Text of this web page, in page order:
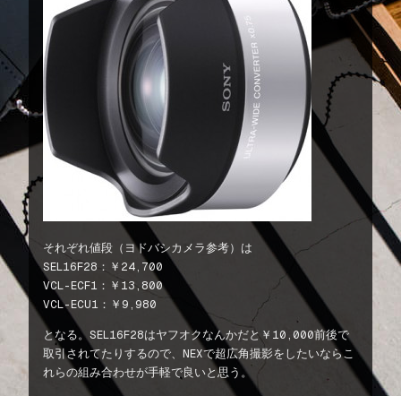
それぞれ値段（ヨドバシカメラ参考）は
SEL16F28：￥24,700
VCL-ECF1：￥13,800
VCL-ECU1：￥9,980
となる。SEL16F28はヤフオクなんかだと￥10,000前後で
取引されてたりするので、NEXで超広角撮影をしたいならこ
れらの組み合わせが手軽で良いと思う。